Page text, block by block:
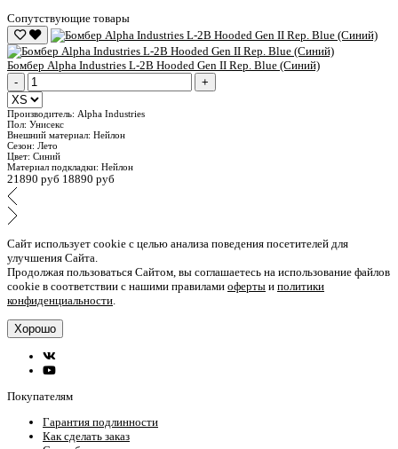
Сопутствующие товары
Бомбер Alpha Industries L-2B Hooded Gen II Rep. Blue (Синий)
-
+
Производитель: Alpha Industries
Пол: Унисекс
Внешний материал: Нейлон
Сезон: Лето
Цвет: Синий
Материал подкладки: Нейлон
21890 руб 18890 руб
Сайт использует cookie с целью анализа поведения посетителей для
улучшения Сайта.
Продолжая пользоваться Сайтом, вы соглашаетесь на использование файлов
cookie в соответствии с нашими правилами оферты и политики
конфиденциальности
Хорошо
Покупателям
Гарантия подлинности
Как сделать заказ